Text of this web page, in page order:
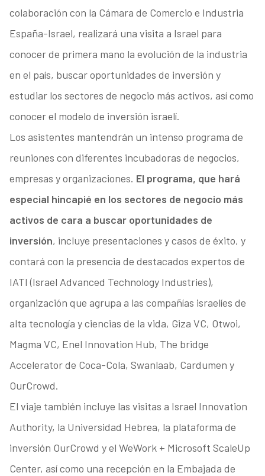
colaboración con la Cámara de Comercio e Industria
España-Israel, realizará una visita a Israel para
conocer de primera mano la evolución de la industria
en el país, buscar oportunidades de inversión y
estudiar los sectores de negocio más activos, así como
conocer el modelo de inversión israelí.
Los asistentes mantendrán un intenso programa de
reuniones con diferentes incubadoras de negocios,
empresas y organizaciones. El programa, que hará
especial hincapié en los sectores de negocio más
activos de cara a buscar oportunidades de
inversión, incluye presentaciones y casos de éxito, y
contará con la presencia de destacados expertos de
IATI (Israel Advanced Technology Industries),
organización que agrupa a las compañías israelíes de
alta tecnología y ciencias de la vida, Giza VC, Otwoi,
Magma VC, Enel Innovation Hub, The bridge
Accelerator de Coca-Cola, Swanlaab, Cardumen y
OurCrowd.
El viaje también incluye las visitas a Israel Innovation
Authority, la Universidad Hebrea, la plataforma de
inversión OurCrowd y el WeWork + Microsoft ScaleUp
Center, así como una recepción en la Embajada de